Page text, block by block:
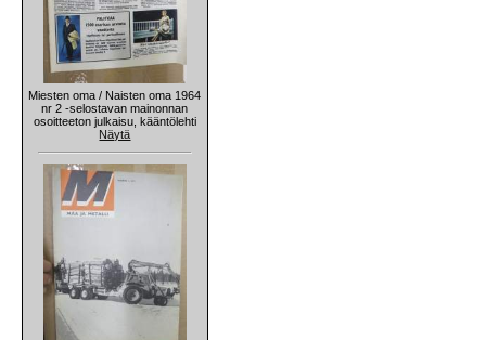
Miesten oma / Naisten oma 1964
nr 2 -selostavan mainonnan
osoitteeton julkaisu, kääntölehti
Näytä